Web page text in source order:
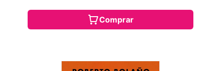
Comprar